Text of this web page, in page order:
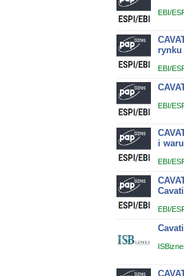
EBI/
rynku
EBI/
EBI/
i
EBI/
EBI/